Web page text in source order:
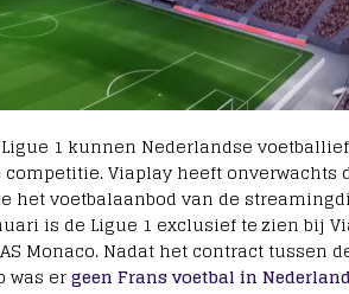
1 kunnen Nederlandse
Viaplay heeft onverwachts
het voetbalaanbod van de
is de Ligue 1 exclusief te zien bij
Monaco. Nadat het contract tussen
was ergeen Frans voetbal in